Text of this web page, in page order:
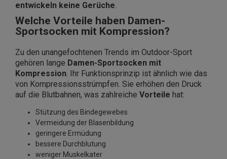
entwickeln keine Gerüche
Welche Vorteile haben Damen-
Sportsocken mit Kompression?
Zu den unangefochtenen Trends im Outdoor-Sport
gehören lange Damen-Sportsocken mit
Kompression . Ihr Funktionsprinzip ist ähnlich wie das
von Kompressionsstrümpfen. Sie erhöhen den Druck
auf die Blutbahnen, was zahlreiche Vorteile hat:
Stützung des Bindegewebes
Vermeidung der Blasenbildung
geringere Ermüdung
bessere Durchblutung
weniger Muskelkater